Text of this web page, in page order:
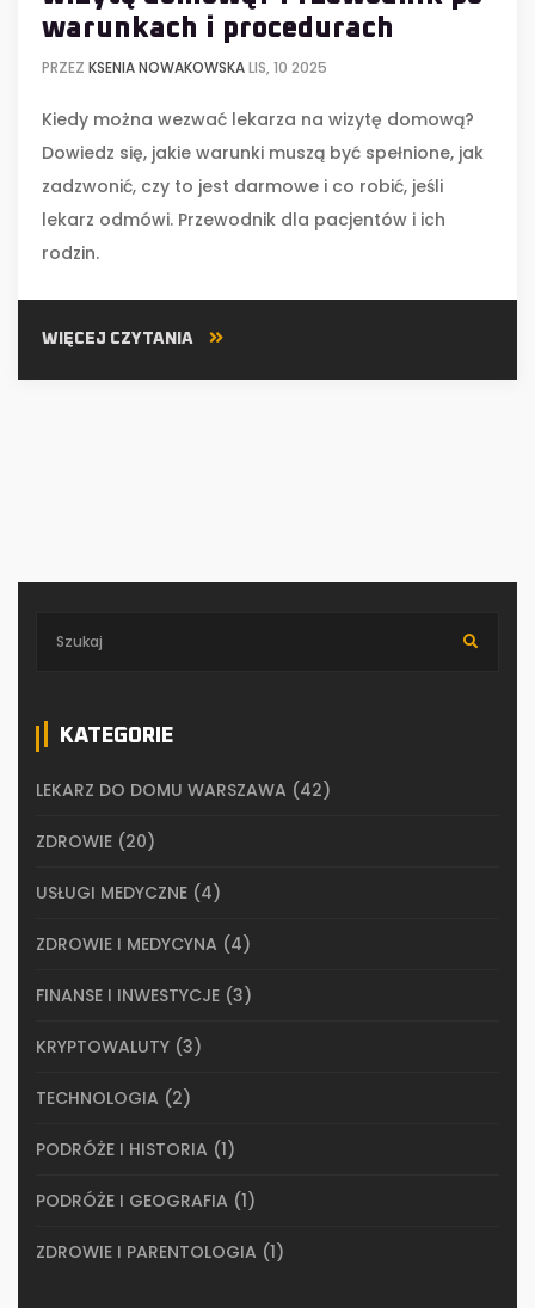
warunkach i procedurach
PRZEZ KSENIA NOWAKOWSKALIS, 10 2025
Kiedy można wezwać lekarza na wizytę domową?
Dowiedz się, jakie warunki muszą być spełnione, jak
zadzwonić, czy to jest darmowe i co robić, jeśli
lekarz odmówi. Przewodnik dla pacjentów i ich
rodzin.
WIĘCEJ CZYTANIA
KATEGORIE
LEKARZ DO DOMU WARSZAWA (42)
ZDROWIE (20)
USŁUGI MEDYCZNE (4)
ZDROWIE I MEDYCYNA (4)
FINANSE I INWESTYCJE (3)
KRYPTOWALUTY (3)
TECHNOLOGIA (2)
PODRÓŻE I HISTORIA (1)
PODRÓŻE I GEOGRAFIA (1)
ZDROWIE I PARENTOLOGIA (1)